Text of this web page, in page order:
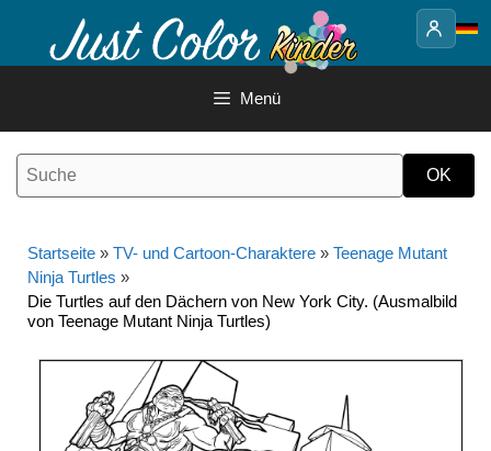
Inhalt
Menü
Startseite » TV- und Cartoon-Charaktere » Teenage Mutant
Ninja Turtles »
Die Turtles auf den Dächern von New York City. (Ausmalbild
von Teenage Mutant Ninja Turtles)